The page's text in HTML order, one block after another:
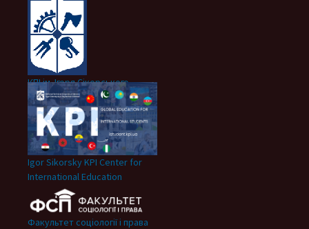
КПІ ім. Ігоря Сікорського
Igor Sikorsky KPI Center for
International Education
Факультет соціології і права